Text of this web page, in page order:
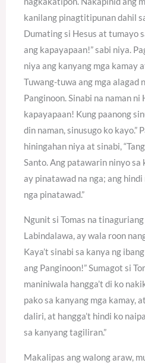
kanilang pinagtitipunan dahil
Dumating si Hesus at tumayo
ang kapayapaan!” sabi niya.
niya ang kanyang mga kamay
Tuwang-tuwa ang mga alagad
Panginoon. Sinabi na naman ni
kapayapaan! Kung paanong
din naman, sinusugo ko kayo.”
hiningahan niya at sinabi,
Santo. Ang patawarin ninyo sa
ay pinatawad na nga; ang
nga pinatawad.”
Ngunit si Tomas na
Labindalawa, ay wala roon
Kaya’t sinabi sa kanya ng
ang Panginoon!” Sumagot si
maniniwala hangga’t di ko
pako sa kanyang mga kamay,
daliri, at hangga’t hindi ko
sa kanyang tagiliran.”
Makalipas ang walong araw,